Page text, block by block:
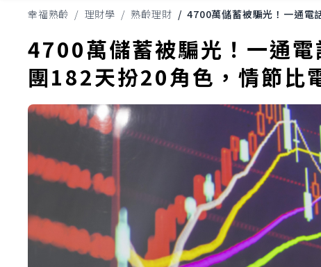
幸福熟齡 / 理財學 / 熟齡理財 / 4700萬儲蓄被騙光！一通電
4700萬儲蓄被騙光！一通
團182天扮20角色，情節比